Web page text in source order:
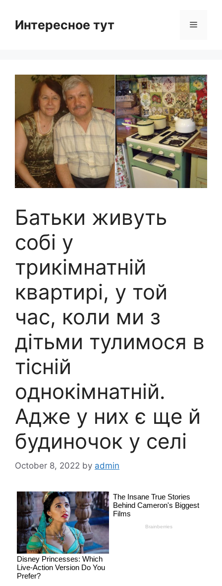
contentИнтересное тут Menu
Батьки живуть
собі у
трикімнатній
квартирі, у той
час, коли ми з
дітьми тулимося в
тісній
однокімнатній.
Адже у них є ще й
будиночок у селі
October 8, 2022 by admin